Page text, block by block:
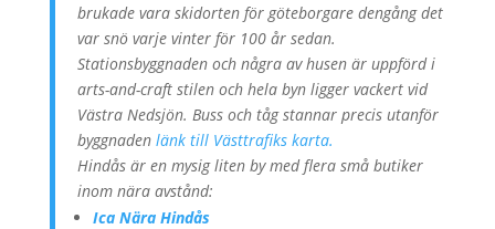
brukade vara skidorten för göteborgare dengång det
var snö varje vinter för 100 år sedan.
Stationsbyggnaden och några av husen är uppförd i
arts-and-craft stilen och hela byn ligger vackert vid
Västra Nedsjön. Buss och tåg stannar precis utanför
byggnaden länk till Västtrafiks karta.
Hindås är en mysig liten by med flera små butiker
inom nära avstånd:
Ica Nära Hindås